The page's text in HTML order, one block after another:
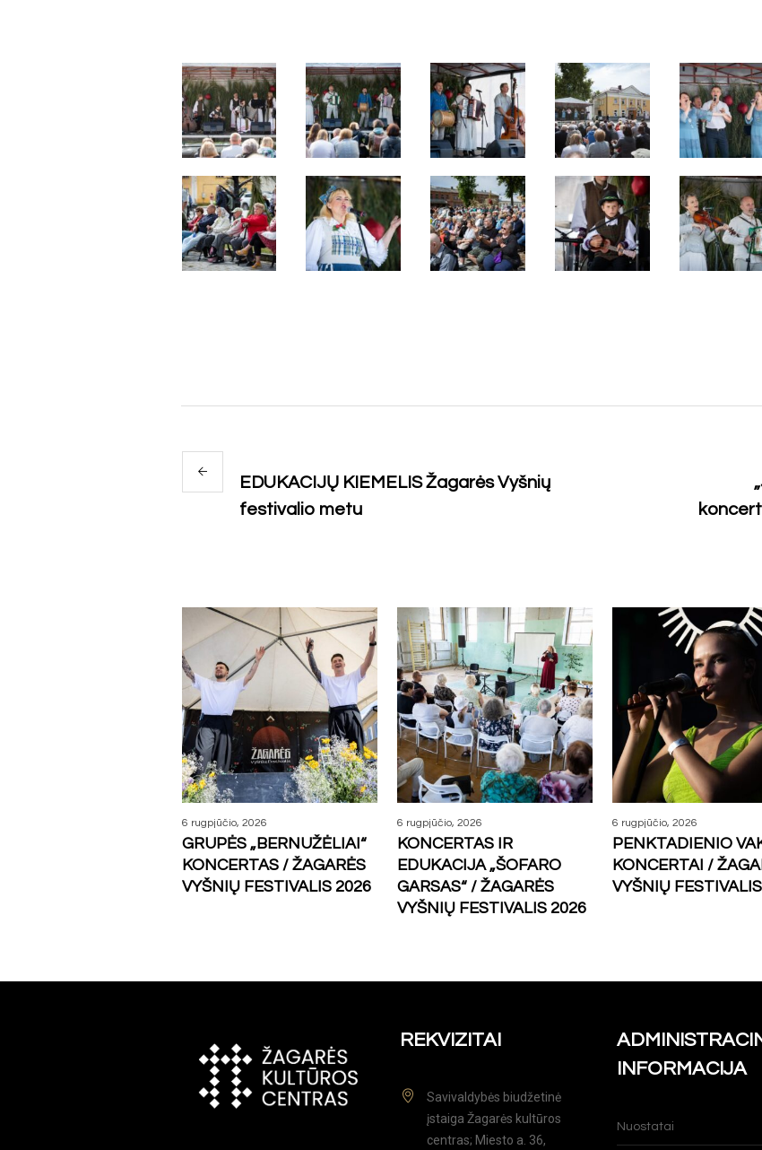
EDUKACIJŲ KIEMELIS Žagarės Vyšnių
festivalio metu
More posts
6 rugpjūčio, 2026
GRUPĖS „BERNUŽĖLIAI“
KONCERTAS / ŽAGARĖS
VYŠNIŲ FESTIVALIS 2026
6 rugpjūčio, 2026
KONCERTAS IR
EDUKACIJA „ŠOFARO
GARSAS“ / ŽAGARĖS
VYŠNIŲ FESTIVALIS 2026
6 rugpjūčio, 2026
PENKTADIENIO
KONCERTAI /
VYŠNIŲ
REKVIZITAI
Savivaldybės biudžetinė
įstaiga Žagarės kultūros
centras; Miesto a. 36,
INFORMACIJA
Nuostatai